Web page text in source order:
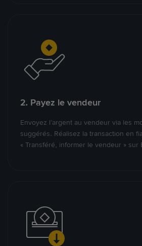
2. Payez le vendeur
Envoyez l’argent au vendeur via les
suggérés. Réalisez la transaction en
« Transféré, informer le vendeur » sur